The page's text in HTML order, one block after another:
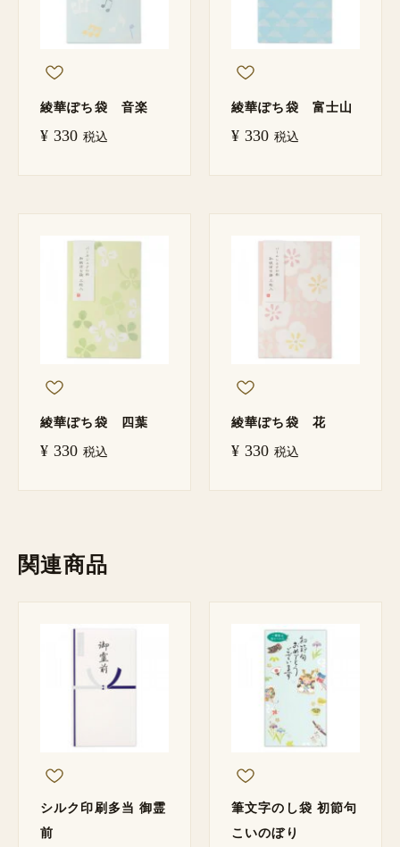
綾華ぽち袋 音楽
¥ 330 税込
綾華ぽち袋 富士山
¥ 330 税込
綾華ぽち袋 四葉
¥ 330 税込
綾華ぽち袋 花
¥ 330 税込
関連商品
シルク印刷多当 御霊
前
筆文字のし袋 初節句
こいのぼり